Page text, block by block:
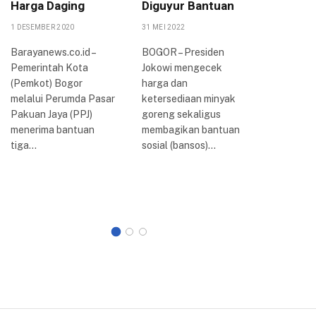
Harga Daging
1 DESEMBER 2020
Barayanews.co.id –
Pemerintah Kota
(Pemkot) Bogor
melalui Perumda Pasar
Pakuan Jaya (PPJ)
menerima bantuan
tiga…
Diguyur Bantuan
31 MEI 2022
BOGOR – Presiden
Jokowi mengecek
harga dan
ketersediaan minyak
goreng sekaligus
membagikan bantuan
sosial (bansos)…